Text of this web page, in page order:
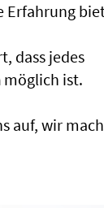
Erfahrung
dass jedes
möglich ist.
auf, wir